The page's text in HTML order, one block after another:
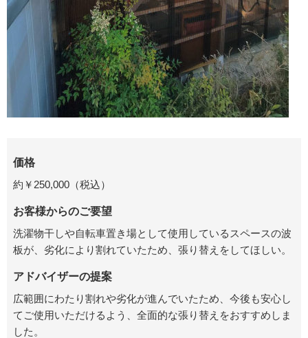
価格
約￥250,000（税込）
お客様からのご要望
洗濯物干しや自転車置き場として使用しているスペースの波
板が、劣化により割れていたため、張り替えをしてほしい。
アドバイザーの提案
広範囲にわたり割れや劣化が進んでいたため、今後も安心し
てご使用いただけるよう、全面的な張り替えをおすすめしま
した。